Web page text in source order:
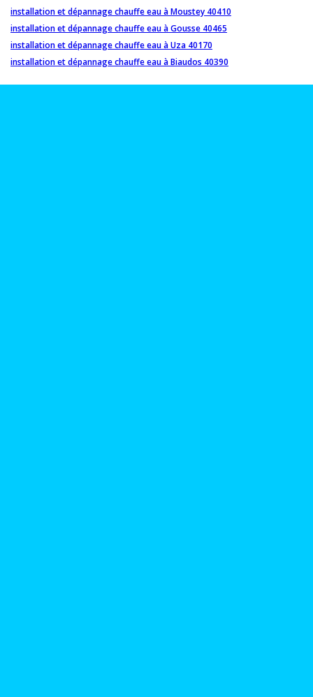
installation et dépannage chauffe eau à Moustey 40410
installation et dépannage chauffe eau à Gousse 40465
installation et dépannage chauffe eau à Uza 40170
installation et dépannage chauffe eau à Biaudos 40390